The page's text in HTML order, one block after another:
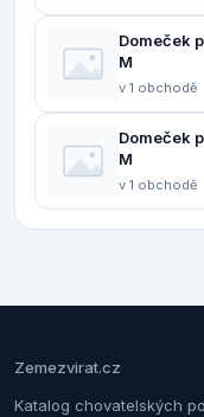
Domeček
M
v 1 obchodě
Domeček
M
v 1 obchodě
Zemezvirat.cz
Katalog chovatelských